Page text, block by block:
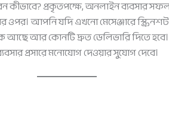
কীভাবে? প্রকৃতপক্ষে, অনলাইন ব্যবসার
ওপর। আপনি যদি এখনো মেসেঞ্জারে
আছে আর কোনটি দ্রুত ডেলিভারি দিতে
প্রসারে মনোযোগ দেওয়ার সুযোগ দেবে।